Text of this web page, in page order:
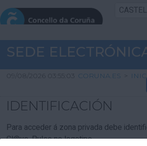
INICIO SEDE
INICIO
INFORMACIÓN
CARTAFOL
SEDE
09/08/2026 03:55:03 CORUNA.ES >
IDENTIFICACIÓN
Para acceder á zona privada debe
Cl@ve. Pulse no logotipo